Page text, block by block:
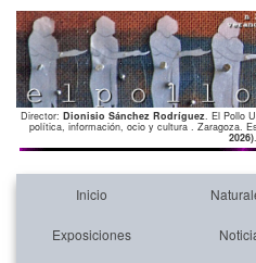
Director: Dionisio Sánchez Rodríguez. El Pollo
política, información, ocio y cultura . Zaragoza.
2026).
Inicio
Exposiciones